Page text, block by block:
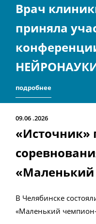
Врач
приняла
подробнее
09.06 2026
«Источник»
В Челябинске
«Маленький